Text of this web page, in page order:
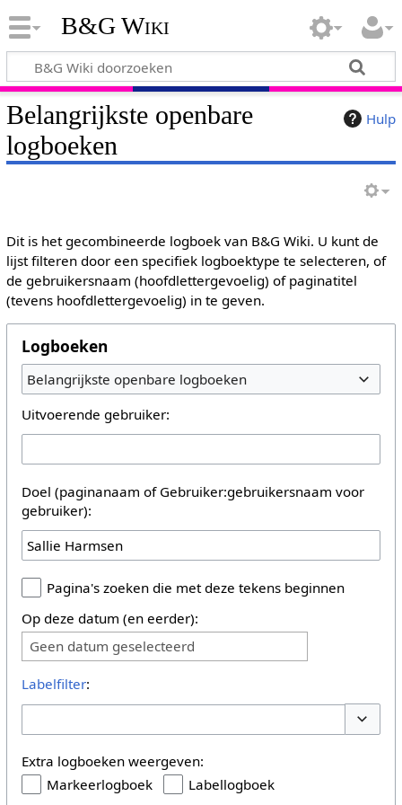
B&G Wiki
Hulp
Belangrijkste openbare
logboeken
Dit is het gecombineerde logboek van B&G Wiki. U kunt de
lijst filteren door een specifiek logboektype te selecteren, of
de gebruikersnaam (hoofdlettergevoelig) of paginatitel
(tevens hoofdlettergevoelig) in te geven.
Logboeken
Belangrijkste openbare logboeken
Uitvoerende gebruiker:
Doel (paginanaam of Gebruiker:gebruikersnaam voor
gebruiker):
Pagina's zoeken die met deze tekens beginnen
Op deze datum (en eerder):
Geen datum geselecteerd
Labelfilter:
Extra logboeken weergeven:
Markeerlogboek
Labellogboek